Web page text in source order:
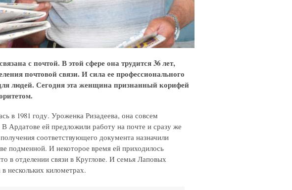
с почтой. В этой сфере она трудится 36 лет,
почтовой связи. И сила ее профессионального
людей. Сегодня эта женщина признанный корифей
в 1981 году. Уроженка Ризадеева, она совсем
Ардатове ей предложили работу на почте и сразу же
соответствующего документа назначили
подменной. И некоторое время ей приходилось
в отделении связи в Круглове. И семья Лаповых
нескольких километрах.